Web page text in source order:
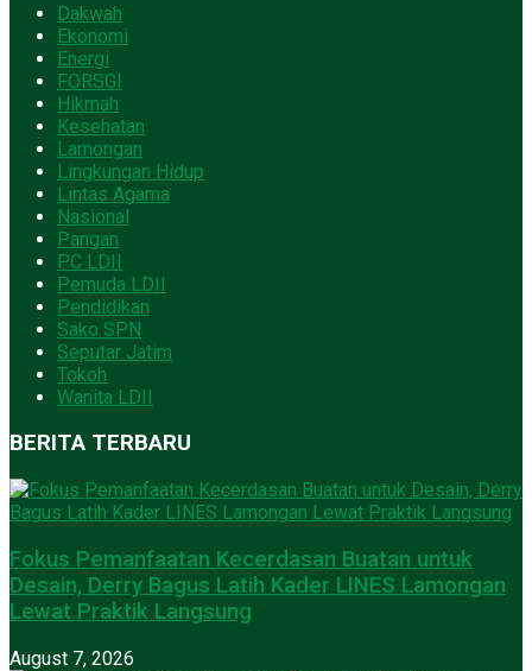
Dakwah
Ekonomi
Energi
FORSGI
Hikmah
Kesehatan
Lamongan
Lingkungan Hidup
Lintas Agama
Nasional
Pangan
PC LDII
Pemuda LDII
Pendidikan
Sako SPN
Seputar Jatim
Tokoh
Wanita LDII
BERITA TERBARU
Fokus Pemanfaatan Kecerdasan Buatan untuk
Desain, Derry Bagus Latih Kader LINES Lamongan
Lewat Praktik Langsung
August 7, 2026